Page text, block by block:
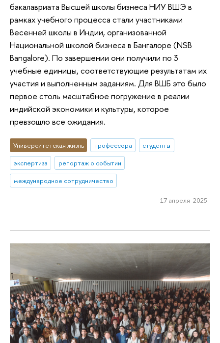
бакалавриата Высшей школы бизнеса НИУ ВШЭ в
рамках учебного процесса стали участниками
Весенней школы в Индии, организованной
Национальной школой бизнеса в Бангалоре (NSB
Bangalore). По завершении они получили по 3
учебные единицы, соответствующие результатам их
участия и выполненным заданиям. Для ВШБ это было
первое столь масштабное погружение в реалии
индийской экономики и культуры, которое
превзошло все ожидания.
Университетская жизнь профессора
студенты
экспертиза
репортаж о событии
международное сотрудничество
17 апреля 2025